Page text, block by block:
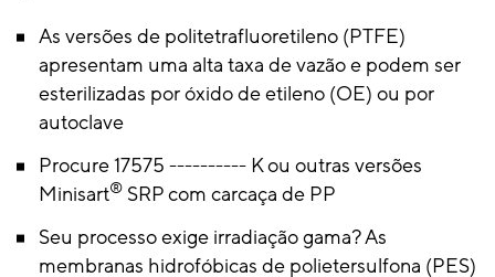
As versões de politetrafluoretileno (PTFE)
apresentam uma alta taxa de vazão e podem ser
esterilizadas por óxido de etileno (OE) ou por
autoclave
Procure 17575 ---------- K ou outras versões
Minisart® SRP com carcaça de PP
Seu processo exige irradiação gama? As
membranas hidrofóbicas de polietersulfona (PES)